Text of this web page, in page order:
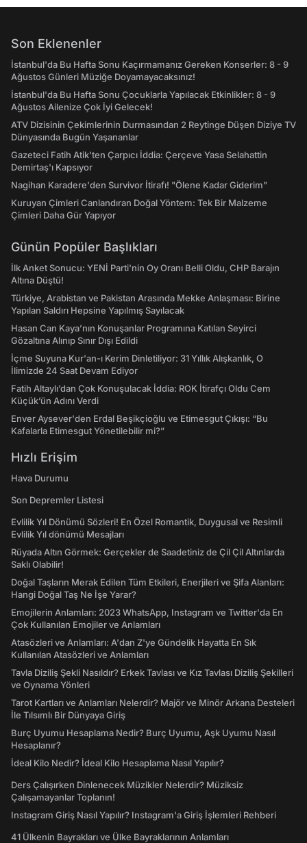
Son Eklenenler
İstanbul'da Bu Hafta Sonu Kaçırmamanız Gereken Konserler: 8 - 9
Ağustos Günleri Müziğe Doyamayacaksınız!
İstanbul'da Bu Hafta Sonu Çocuklarla Yapılacak Etkinlikler: 8 - 9
Ağustos Ailenize Çok İyi Gelecek!
ATV Dizisinin Çekimlerinin Durmasından 2 Reytinge Düşen Diziye TV
Dünyasında Bugün Yaşananlar
Gazeteci Fatih Atik'ten Çarpıcı İddia: Çerçeve Yasa Selahattin
Demirtaş'ı Kapsıyor
Nagihan Karadere'den Survivor İtirafı! "Ölene Kadar Giderim"
Kuruyan Çimleri Canlandıran Doğal Yöntem: Tek Bir Malzeme
Çimleri Daha Gür Yapıyor
Günün Popüler Başlıkları
İlk Anket Sonucu: YENİ Parti'nin Oy Oranı Belli Oldu, CHP Barajın
Altına Düştü!
Türkiye, Arabistan ve Pakistan Arasında Mekke Anlaşması: Birine
Yapılan Saldırı Hepsine Yapılmış Sayılacak
Hasan Can Kaya’nın Konuşanlar Programına Katılan Seyirci
Gözaltına Alınıp Sınır Dışı Edildi
İçme Suyuna Kur'an-ı Kerim Dinletiliyor: 31 Yıllık Alışkanlık, O
İlimizde 24 Saat Devam Ediyor
Fatih Altaylı’dan Çok Konuşulacak İddia: ROK İtirafçı Oldu Cem
Küçük’ün Adını Verdi
Enver Aysever'den Erdal Beşikçioğlu ve Etimesgut Çıkışı: “Bu
Kafalarla Etimesgut Yönetilebilir mi?”
Hızlı Erişim
Hava Durumu
Son Depremler Listesi
Evlilik Yıl Dönümü Sözleri! En Özel Romantik, Duygusal ve Resimli
Evlilik Yıl dönümü Mesajları
Rüyada Altın Görmek: Gerçekler de Saadetiniz de Çil Çil Altınlarda
Saklı Olabilir!
Doğal Taşların Merak Edilen Tüm Etkileri, Enerjileri ve Şifa Alanları:
Hangi Doğal Taş Ne İşe Yarar?
Emojilerin Anlamları: 2023 WhatsApp, Instagram ve Twitter'da En
Çok Kullanılan Emojiler ve Anlamları
Atasözleri ve Anlamları: A'dan Z'ye Gündelik Hayatta En Sık
Kullanılan Atasözleri ve Anlamları
Tavla Diziliş Şekli Nasıldır? Erkek Tavlası ve Kız Tavlası Diziliş Şekilleri
ve Oynama Yönleri
Tarot Kartları ve Anlamları Nelerdir? Majör ve Minör Arkana Desteleri
İle Tılsımlı Bir Dünyaya Giriş
Burç Uyumu Hesaplama Nedir? Burç Uyumu, Aşk Uyumu Nasıl
Hesaplanır?
İdeal Kilo Nedir? İdeal Kilo Hesaplama Nasıl Yapılır?
Ders Çalışırken Dinlenecek Müzikler Nelerdir? Müziksiz
Çalışamayanlar Toplanın!
Instagram Giriş Nasıl Yapılır? Instagram'a Giriş İşlemleri Rehberi
41 Ülkenin Bayrakları ve Ülke Bayraklarının Anlamları